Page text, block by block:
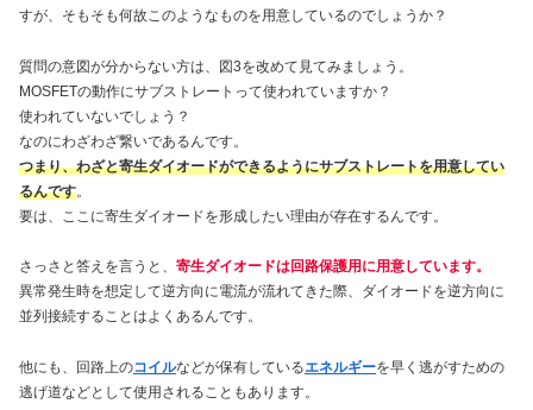
すが、そもそも何故このようなものを用意しているのでしょうか？
質問の意図が分からない方は、図3を改めて見てみましょう。
MOSFETの動作にサブストレートって使われていますか？
使われていないでしょう？
なのにわざわざ繋いであるんです。
つまり、わざと寄生ダイオードができるようにサブストレートを用意してい
るんです。
要は、ここに寄生ダイオードを形成したい理由が存在するんです。
さっさと答えを言うと、 寄生ダイオードは回路保護用に用意しています。
異常発生時を想定して逆方向に電流が流れてきた際、ダイオードを逆方向に
並列接続することはよくあるんです。
他にも、回路上のコイルなどが保有しているエネルギーを早く逃がすための
逃げ道などとして使用されることもあります。